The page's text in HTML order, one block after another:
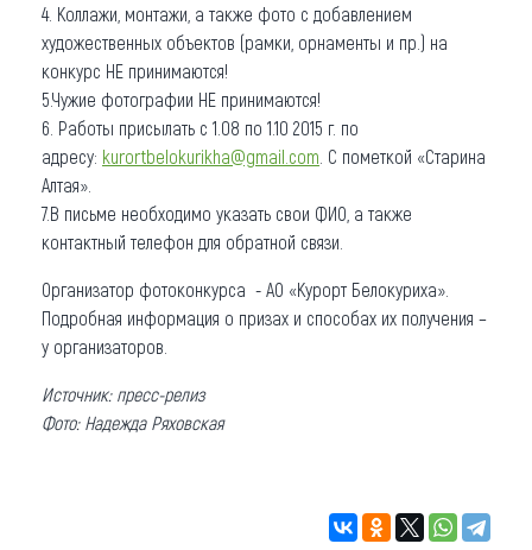
4. Коллажи, монтажи, а также фото с добавлением
художественных объектов (рамки, орнаменты и пр.) на
конкурс НЕ принимаются!
5.Чужие фотографии НЕ принимаются!
6. Работы присылать с 1.08 по 1.10 2015 г. по
адресу: kurortbelokurikha@gmail.com . С пометкой «Старина
Алтая».
7.В письме необходимо указать свои ФИО, а также
контактный телефон для обратной связи.
Организатор фотоконкурса - АО «Курорт Белокуриха».
Подробная информация о призах и способах их получения –
у организаторов.
Источник: пресс-релиз
Фото: Надежда Ряховская